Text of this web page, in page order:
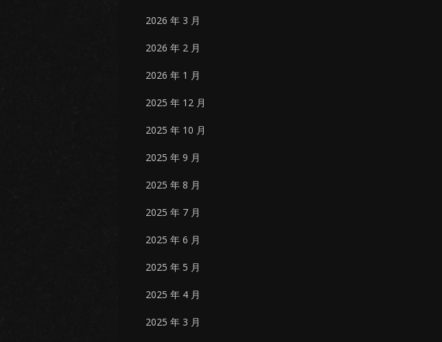
2026 年 3 月
2026 年 2 月
2026 年 1 月
2025 年 12 月
2025 年 10 月
2025 年 9 月
2025 年 8 月
2025 年 7 月
2025 年 6 月
2025 年 5 月
2025 年 4 月
2025 年 3 月